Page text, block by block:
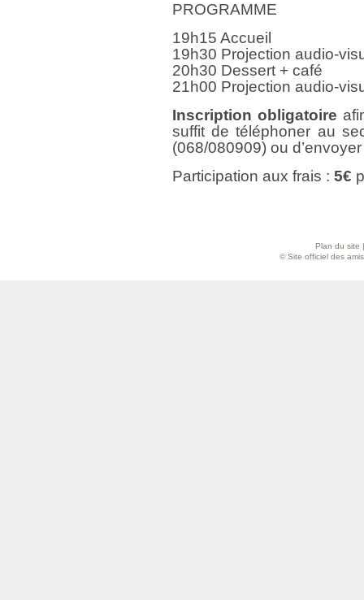
PROGRAMME
19h15 Accueil
19h30 Projection audio-
20h30 Dessert + café
21h00 Projection audio-
Inscription obligatoire
suffit de téléphoner au
(068/080909) ou
Participation aux frais : 5€
Plan du site
© Site officiel des